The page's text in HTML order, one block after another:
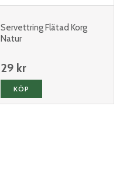
Servettring Flätad Korg
Natur
29 kr
KÖP